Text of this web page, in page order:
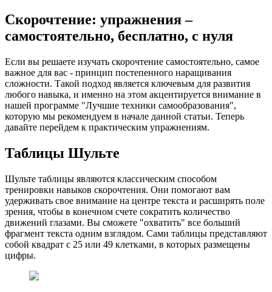
Скорочтение: упражнения –
самостоятельно, бесплатно, с нуля
Если вы решаете изучать скорочтение самостоятельно, самое
важное для вас - принцип постепенного наращивания
сложности. Такой подход является ключевым для развития
любого навыка, и именно на этом акцентируется внимание в
нашей программе "Лучшие техники самообразования",
которую мы рекомендуем в начале данной статьи. Теперь
давайте перейдем к практическим упражнениям.
Таблицы Шульте
Шульте таблицы являются классическим способом
тренировки навыков скорочтения. Они помогают вам
удерживать свое внимание на центре текста и расширять поле
зрения, чтобы в конечном счете сократить количество
движений глазами. Вы сможете "охватить" все больший
фрагмент текста одним взглядом. Сами таблицы представляют
собой квадрат с 25 или 49 клетками, в которых размещены
цифры.